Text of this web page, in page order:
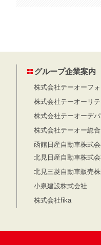
グループ企業案内
株式会社テーオーフォ
株式会社テーオーリ
株式会社テーオーデパ
株式会社テーオー総
函館日産自動車株式会
北見日産自動車株式
北見三菱自動車販売
小泉建設株式会社
株式会社fika